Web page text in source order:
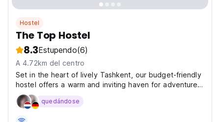
Hostel
The Top Hostel
8.3Estupendo(6)
A 4.72km del centro
Set in the heart of lively Tashkent, our budget-friendly
hostel offers a warm and inviting haven for adventurers
seeking to uncover the city's charm without straining
their wallets. Managed by a team of fervent travel
quedándose